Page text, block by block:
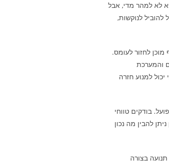
לא למהר מדי, אבל
לנוקשות,
לחזור לעומס.
והמערכת
למנוע חזרה
בודקים טווחי
להבין מה נכון
בצורה